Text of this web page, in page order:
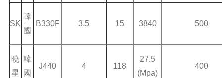
SK
韓
國
B330F 3.5 15 3840 500
曉
星
韓
國
J440 4 118
27.5
(Mpa)
400